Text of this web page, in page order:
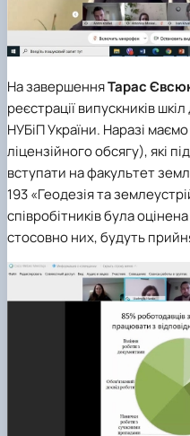
На завершенняТарас
реєстрації випускників
НУБіП України. Наразі
ліцензійного обсягу), які
вступати на факультет
193 «Геодезія та
співробітників була
стосовно них, будуть